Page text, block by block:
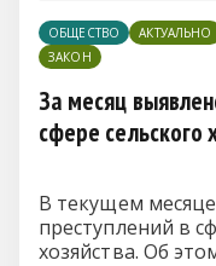
ОБЩЕСТВО АКТУАЛЬНО
ЗАКОН
За месяц
сфере сельского
В текущем
преступлений в
хозяйства. Об